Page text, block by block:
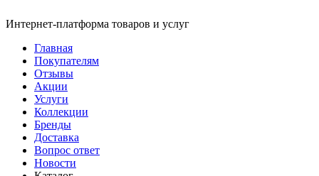
Интернет-платформа товаров и услуг
Главная
Покупателям
Отзывы
Акции
Услуги
Коллекции
Бренды
Доставка
Вопрос ответ
Новости